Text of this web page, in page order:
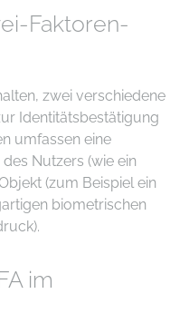
Faktoren-
zwei verschiedene
Identitätsbestätigung
umfassen eine
Nutzers (wie ein
(zum Beispiel ein
biometrischen
im